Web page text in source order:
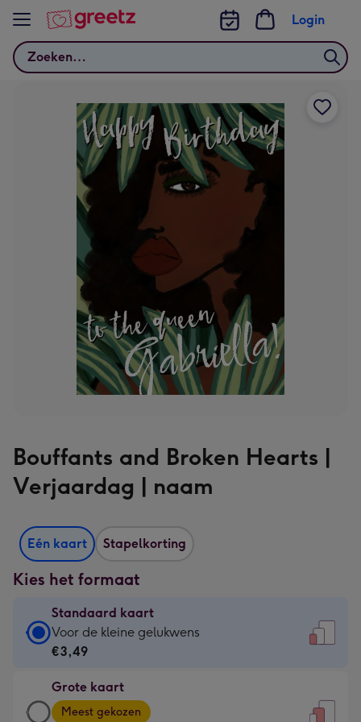
Bekijk meer
Zoeken
Login
Bouffants and Broken Hearts |
Verjaardag | naam
Eén kaart Stapelkorting
Kies het formaat
Standaard kaart
Standaard
kaart
€3,49
-
Voor de kleine gelukwens
€3,49
Grote kaart
Grote
Meest gekozen